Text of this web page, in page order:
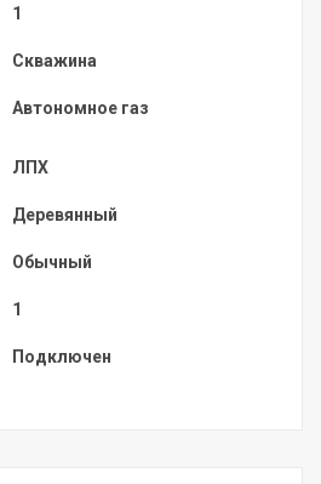
1
Скважина
Автономное газ
ЛПХ
Деревянный
Обычный
1
Подключен